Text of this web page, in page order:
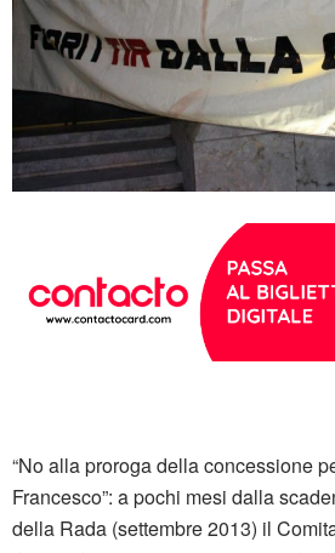
“No alla proroga della concessione
Francesco”: a pochi mesi dalla
della Rada (settembre 2013) il